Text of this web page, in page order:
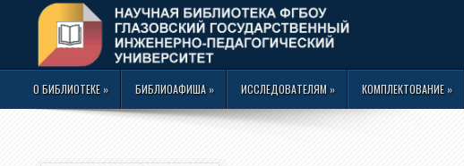
О БИБЛИОТЕКЕ » БИБЛИОАФИША» ИССЛЕДОВАТЕЛЯМ» КОМПЛЕКТОВАНИЕ »